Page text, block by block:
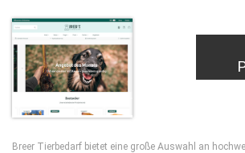
Breer Tierbedarf bietet eine große Auswahl an